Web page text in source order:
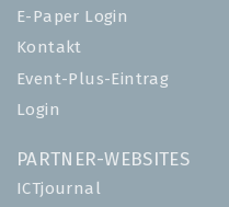
E-Paper Login
Kontakt
Event-Plus-Eintrag
Login
PARTNER-WEBSITES
ICTjournal